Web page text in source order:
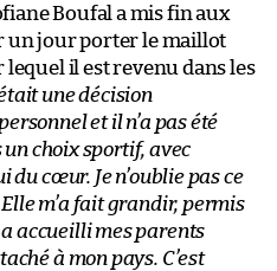
Boufal a mis fin aux
un jour porter le maillot
il est revenu dans les
une décision
et il n’a pas été
choix sportif, avec
du cœur. Je n’oublie pas ce
m’a fait grandir, permis
accueilli mes parents
à mon pays. C’est